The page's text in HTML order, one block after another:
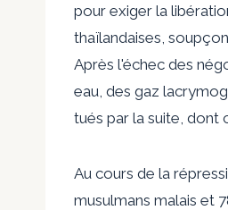
pour exiger la
thaïlandaises,
Après l'échec des
eau, des gaz
tués par la suite, dont
Au cours de la
musulmans malais et